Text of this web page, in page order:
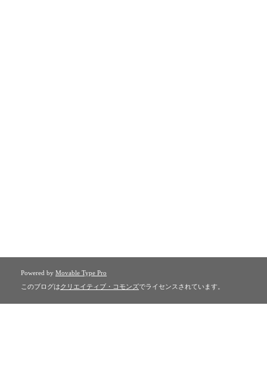
Powered by Movable Type Pro
このブログはクリエイティブ・コモンズでライセンスされています。